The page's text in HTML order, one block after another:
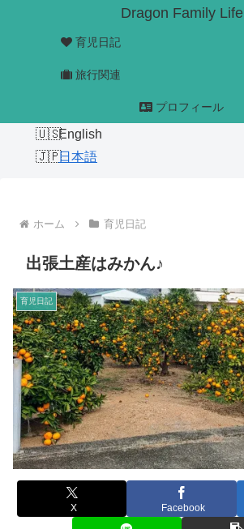
Dragon Family Life
育児日記
旅行関連
プロフィール
English
日本語
ホーム 育児日記
出張土産はみかん♪
育児日記
X Facebook